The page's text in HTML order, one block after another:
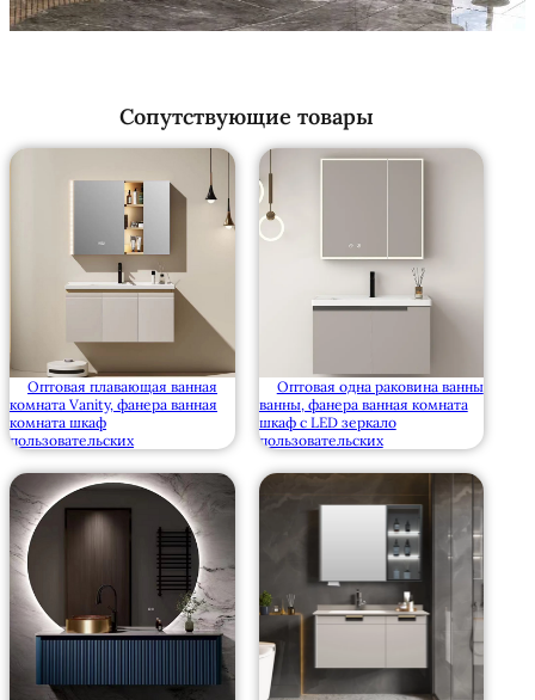
Сопутствующие товары
Оптовая плавающая ванная
комната Vanity, фанера ванная
комната шкаф
пользовательских
Оптовая одна раковина ванны
ванны, фанера ванная комната
шкаф с LED зеркало
пользовательских